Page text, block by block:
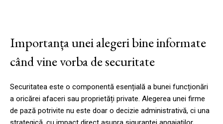
Importanța unei alegeri bine informate
când vine vorba de securitate
Securitatea este o componentă esențială a bunei funcționări
a oricărei afaceri sau proprietăți private. Alegerea unei firme
de pază potrivite nu este doar o decizie administrativă, ci una